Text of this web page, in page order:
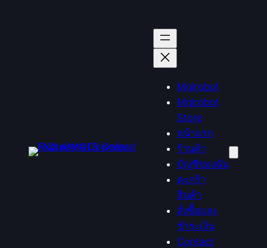
Mqlrobot
Mqlrobot
Store
หน้าแรก
ร้านค้า
บัญชีของฉัน
ตะกร้า
สินค้า
สั่งซื้อและ
ชำระเงิน
Contact